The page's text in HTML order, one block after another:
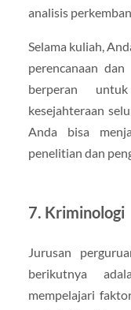
analisis
Selama kuliah,
perencanaan
berperan
kesejahteraan
Anda bisa
penelitian dan
7. Kriminologi
Jurusan
berikutnya
mempelajari